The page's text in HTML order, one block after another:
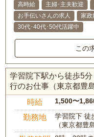
高時給
主婦･主夫歓迎
お手伝いさんの求人
家政
30代･40代･50代活躍中
この
学習院下駅から徒歩5
行のお仕事（東京都豊
時給 1,500〜
勤務地
学習院下 徒
（東京都豊